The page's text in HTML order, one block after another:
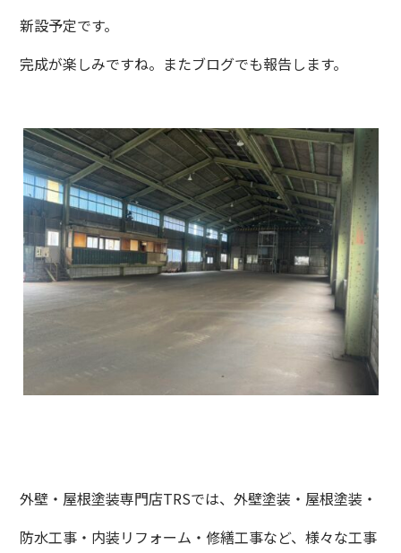
新設予定です。
完成が楽しみですね。またブログでも報告します。
外壁・屋根塗装専門店TRSでは、外壁塗装・屋根塗装・
防水工事・内装リフォーム・修繕工事など、様々な工事